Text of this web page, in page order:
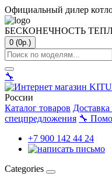
Официальный дилер
БЕСКОНЕЧНОСТЬ
0 (0р.)
🔧
России
Каталог товаров Доставка
спецпредложения 🔧
+7 900 142 44 24
Categories